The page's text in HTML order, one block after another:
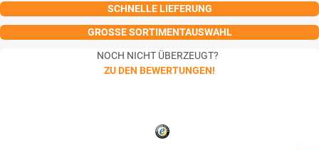
SCHNELLE LIEFERUNG
GROSSE SORTIMENTAUSWAHL
NOCH NICHT ÜBERZEUGT?
ZU DEN BEWERTUNGEN!